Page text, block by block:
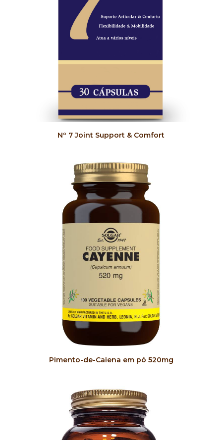
COMPRAR
Nº 7 Joint Support & Comfort
COMPRAR
Pimento-de-Caiena em pó 520mg